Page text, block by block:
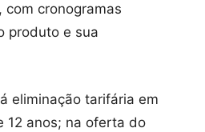
com cronogramas
produto e sua
eliminação tarifária em
12 anos; na oferta do